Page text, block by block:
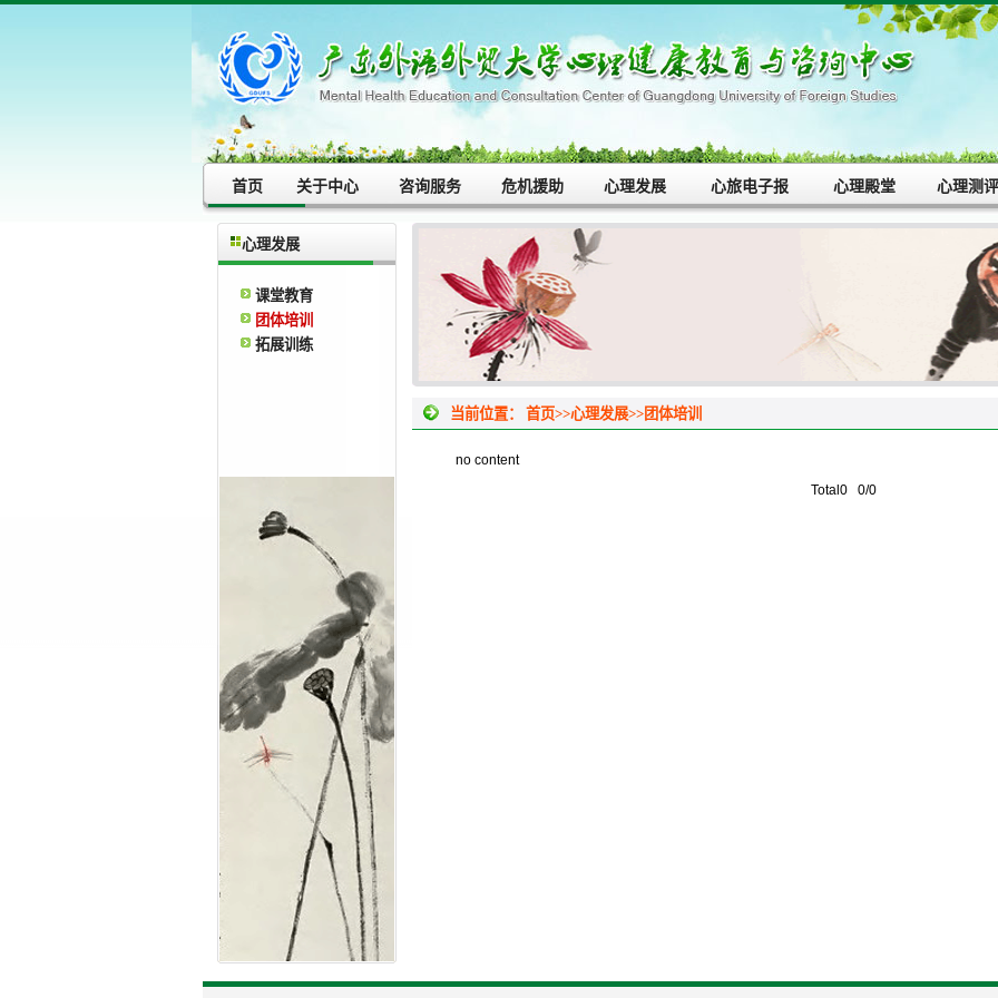
首页 关于中心 咨询服务 危机援助 心理发展 心旅电子报 心理殿堂 心理测
心理发展
课堂教育
团体培训
拓展训练
当前位置： 首页>>心理发展>>团体培训
no content
Total0 0/0